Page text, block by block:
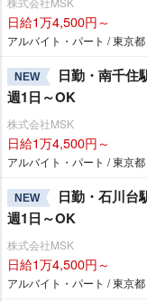
日給1万4,500円～
アルバイト・パート / 東京都
NEW
日勤・南千住
週1日～OK
株式会社MSK
日給1万4,500円～
アルバイト・パート / 東京都
NEW
日勤・石川台
週1日～OK
株式会社MSK
日給1万4,500円～
アルバイト・パート / 東京都